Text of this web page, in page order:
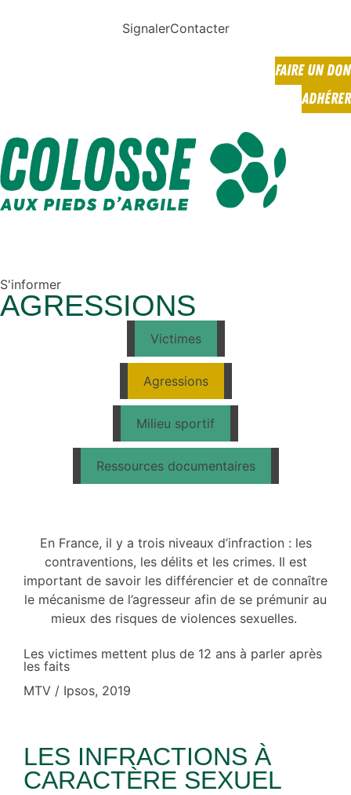
SignalerContacter
FAIRE UN DON
ADHÉRER
S'informer
AGRESSIONS
Victimes
Agressions
Milieu sportif
Ressources documentaires
En France, il y a trois niveaux d’infraction : les
contraventions, les délits et les crimes. Il est
important de savoir les différencier et de connaître
le mécanisme de l’agresseur afin de se prémunir au
mieux des risques de violences sexuelles.
Les victimes mettent plus de 12 ans à parler après
les faits
MTV / Ipsos, 2019
LES INFRACTIONS À
CARACTÈRE SEXUEL